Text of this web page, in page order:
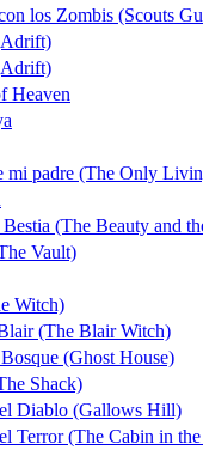
los Zombis (Scouts
Heaven
mi padre (The Only
(The Beauty and
Vault)
Witch)
(The Blair Witch)
(Ghost House)
Shack)
Diablo (Gallows Hill)
Terror (The Cabin in